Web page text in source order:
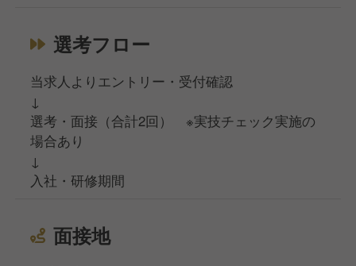
選考フロー
当求人よりエントリー・受付確認
↓
選考・面接（合計2回） ※実技チェック実施の
場合あり
↓
入社・研修期間
面接地